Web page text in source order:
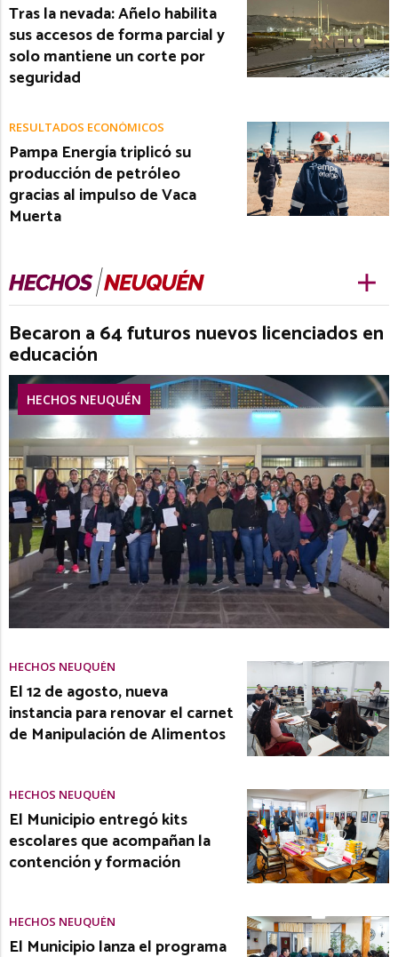
Tras la nevada: Añelo habilita
sus accesos de forma parcial y
solo mantiene un corte por
seguridad
RESULTADOS ECONÓMICOS
Pampa Energía triplicó su
producción de petróleo
gracias al impulso de Vaca
Muerta
Becaron a 64 futuros nuevos licenciados en
educación
HECHOS NEUQUÉN
HECHOS NEUQUÉN
El 12 de agosto, nueva
instancia para renovar el carnet
de Manipulación de Alimentos
HECHOS NEUQUÉN
El Municipio entregó kits
escolares que acompañan la
contención y formación
HECHOS NEUQUÉN
El Municipio lanza el programa